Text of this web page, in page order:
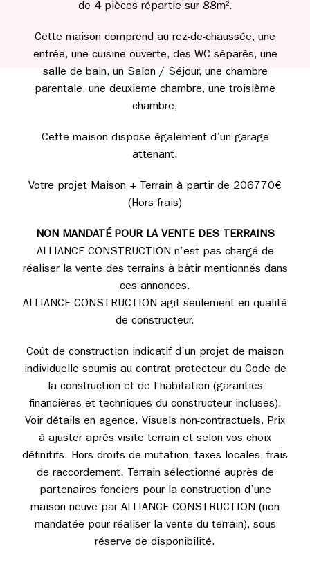
de 4 pièces répartie sur 88m².
Cette maison comprend au rez-de-chaussée, une
entrée, une cuisine ouverte, des WC séparés, une
salle de bain, un Salon / Séjour, une chambre
parentale, une deuxieme chambre, une troisième
chambre,
Cette maison dispose également d’un garage
attenant.
Votre projet Maison + Terrain à partir de 206770€
(Hors frais)
NON MANDATÉ POUR LA VENTE DES TERRAINS
ALLIANCE CONSTRUCTION n’est pas chargé de
réaliser la vente des terrains à bâtir mentionnés dans
ces annonces.
ALLIANCE CONSTRUCTION agit seulement en qualité
de constructeur.
Coût de construction indicatif d’un projet de maison
individuelle soumis au contrat protecteur du Code de
la construction et de l’habitation (garanties
financières et techniques du constructeur incluses).
Voir détails en agence. Visuels non-contractuels. Prix
à ajuster après visite terrain et selon vos choix
définitifs. Hors droits de mutation, taxes locales, frais
de raccordement. Terrain sélectionné auprès de
partenaires fonciers pour la construction d’une
maison neuve par ALLIANCE CONSTRUCTION (non
mandatée pour réaliser la vente du terrain), sous
réserve de disponibilité.